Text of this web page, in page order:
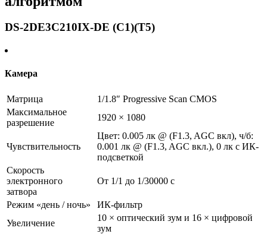
DS-2DE3C210IX-DE (C1)(T5)
Камера
Матрица
1/1.8″ Progressive Scan CMOS
Максимальное
разрешение
1920 × 1080
Чувствительность
Цвет: 0.005 лк @ (F1.3, AGC вкл), ч/б:
0.001 лк @ (F1.3, AGC вкл.), 0 лк с ИК-
подсветкой
Скорость
электронного
затвора
От 1/1 до 1/30000 с
Режим «день / ночь»
ИК-фильтр
Увеличение
10 × оптический зум и 16 × цифровой
зум